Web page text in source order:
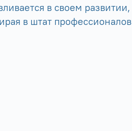
в своем развитии,
в штат профессионалов